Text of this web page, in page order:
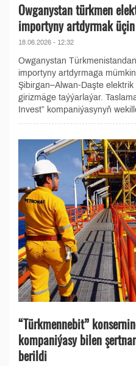
Owganystan türkmen
importyny artdyrmak
18.06.2026 - 12:32
Owganystan
importyny artdyrmaga
Şibirgan–Alwan-Daşte
girizmäge taýýarlaýar.
Invest” kompaniýasynyň
“Türkmennebit”
kompaniýasy bilen
berildi